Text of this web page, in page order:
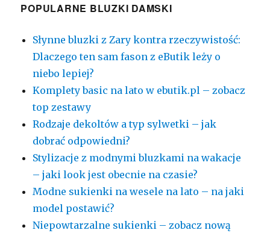
POPULARNE BLUZKI DAMSKI
Słynne bluzki z Zary kontra rzeczywistość:
Dlaczego ten sam fason z eButik leży o
niebo lepiej?
Komplety basic na lato w ebutik.pl – zobacz
top zestawy
Rodzaje dekoltów a typ sylwetki – jak
dobrać odpowiedni?
Stylizacje z modnymi bluzkami na wakacje
– jaki look jest obecnie na czasie?
Modne sukienki na wesele na lato – na jaki
model postawić?
Niepowtarzalne sukienki – zobacz nową